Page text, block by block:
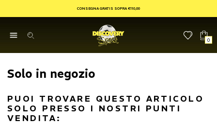
CONSEGNA GRATIS SOPRA €110,00
0
Solo in negozio
PUOI TROVARE QUESTO ARTICOLO
SOLO PRESSO I NOSTRI PUNTI
VENDITA: